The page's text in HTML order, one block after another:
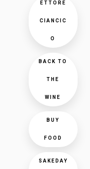
ETTORE
CIANCIC
O
BACK TO
THE
WINE
BUY
FOOD
SAKEDAY